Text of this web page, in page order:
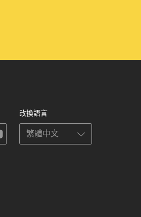
改換語言
youtube